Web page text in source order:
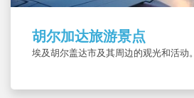
胡尔加达旅游景点
埃及胡尔盖达市及其周边的观光和活动。